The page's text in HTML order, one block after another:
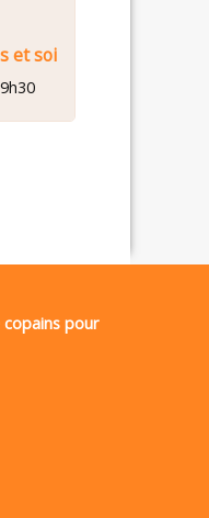
et soirée resto
pour